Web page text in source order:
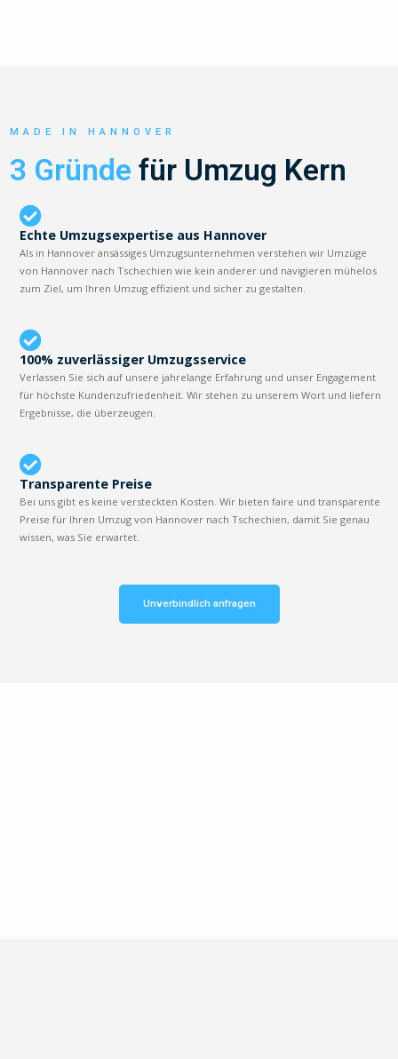
MADE IN HANNOVER
3 Gründe für Umzug Kern
Echte Umzugsexpertise aus Hannover
Als in Hannover ansässiges Umzugsunternehmen verstehen wir Umzüge
von Hannover nach Tschechien wie kein anderer und navigieren mühelos
zum Ziel, um Ihren Umzug effizient und sicher zu gestalten.
100% zuverlässiger Umzugsservice
Verlassen Sie sich auf unsere jahrelange Erfahrung und unser Engagement
für höchste Kundenzufriedenheit. Wir stehen zu unserem Wort und liefern
Ergebnisse, die überzeugen.
Transparente Preise
Bei uns gibt es keine versteckten Kosten. Wir bieten faire und transparente
Preise für Ihren Umzug von Hannover nach Tschechien, damit Sie genau
wissen, was Sie erwartet.
Unverbindlich anfragen